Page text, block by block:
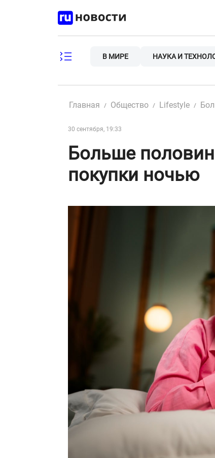
В МИРЕ НАУКА И
Главная Общество Lifestyle
30 сентября, 19:33
Больше
покупки ночью